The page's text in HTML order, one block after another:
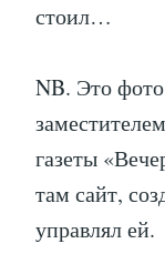
стоил…
NB. Это
газеты
там сайт,
управлял ей.